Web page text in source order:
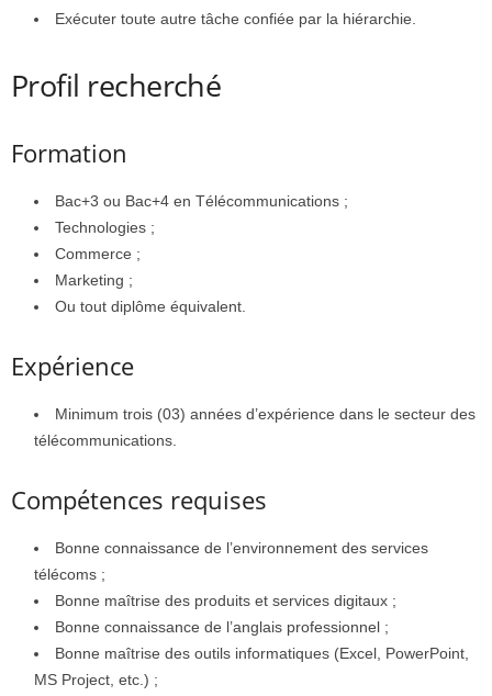
Exécuter toute autre tâche confiée par la hiérarchie.
Profil recherché
Formation
Bac+3 ou Bac+4 en Télécommunications ;
Technologies ;
Commerce ;
Marketing ;
Ou tout diplôme équivalent.
Expérience
Minimum trois (03) années d’expérience dans le secteur des
télécommunications.
Compétences requises
Bonne connaissance de l’environnement des services
télécoms ;
Bonne maîtrise des produits et services digitaux ;
Bonne connaissance de l’anglais professionnel ;
Bonne maîtrise des outils informatiques (Excel, PowerPoint,
MS Project, etc.) ;